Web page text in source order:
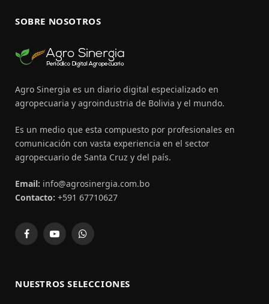
SOBRE NOSOTROS
Agro Sinergia es un diario digital especializado en
agropecuaria y agroindustria de Bolivia y el mundo.
Es un medio que esta compuesto por profesionales en
comunicación con vasta experiencia en el sector
agropecuario de Santa Cruz y del país.
Email: info@agrosinergia.com.bo
Contacto: +591 67710627
FacebookYouTubeWhatsApp
NUESTROS SELECCIONES